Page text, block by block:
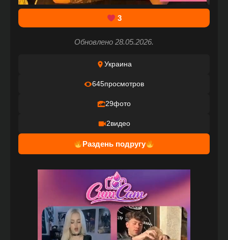
3
Обновлено 28.05.2026.
Украина
645просмотров
29фото
2видео
Раздень подругу